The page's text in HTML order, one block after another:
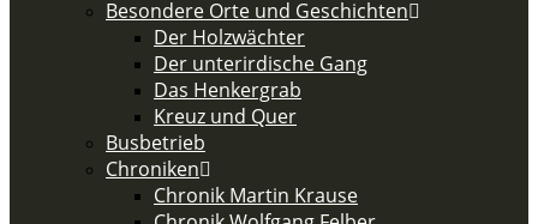
Besondere Orte und Geschichten
Der Holzwächter
Der unterirdische Gang
Das Henkergrab
Kreuz und Quer
Busbetrieb
Chroniken
Chronik Martin Krause